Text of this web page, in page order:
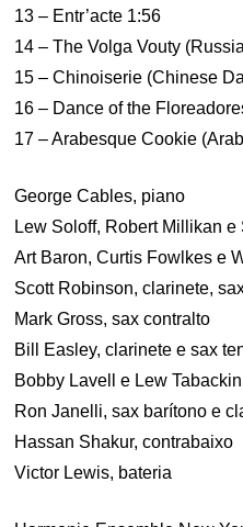
13 – Entr’acte 1:56
14 – The Volga Vouty
15 – Chinoiserie (Chinese
16 – Dance of the
17 – Arabesque Cookie
George Cables, piano
Lew Soloff, Robert Millikan
Art Baron, Curtis Fowlkes e
Scott Robinson, clarinete,
Mark Gross, sax contralto
Bill Easley, clarinete e sax
Bobby Lavell e Lew
Ron Janelli, sax barítono e
Hassan Shakur, contrabaixo
Victor Lewis, bateria